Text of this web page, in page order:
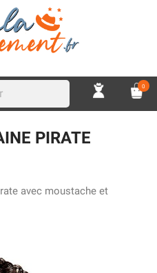
0
PIRATE
avec moustache et